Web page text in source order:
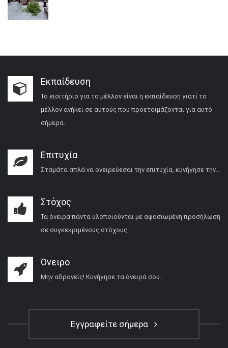
Εκπαίδευση
Το εισιτήριο για το μέλλον είναι η εκπαίδευση γιατί το
μέλλον ανήκει σε αυτούς που προετοιμάζονται για αυτό
σήμερα.
Επιτυχία
Σταμάτα απλά να ονειρεύεσαι την επιτυχία, κυνήγησε την…
Στόχος
Τα όνειρα πάντα υλοποιούνται με αφοσιωμένη προσήλωση
σε συγκεκριμένους στόχους.
Όνειρο
Μην αδρανείς! Κυνήγησε τα όνειρά σου.
Εγγραφείτε σήμερα